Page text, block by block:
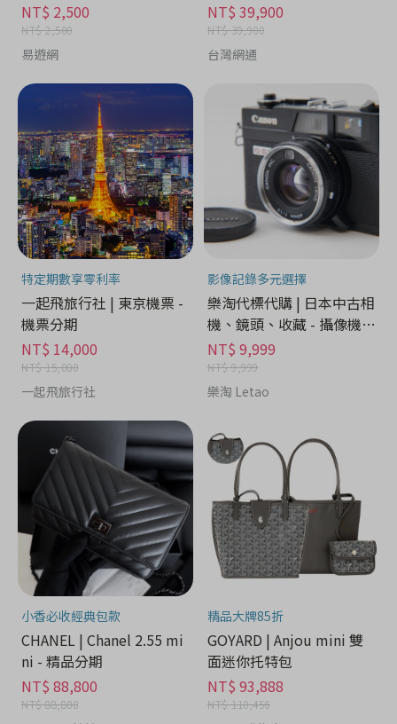
NT$ 2,500
NT$ 2,500
易遊網
NT$ 39,900
NT$ 39,900
台灣網通
特定期數享零利率
一起飛旅行社 | 東京機票 -
機票分期
NT$ 14,000
NT$ 15,000
一起飛旅行社
影像記錄多元選擇
樂淘代標代購 | 日本中古相
機、鏡頭、收藏 - 攝像機分
期
NT$ 9,999
NT$ 9,999
樂淘 Letao
小香必收經典包款
CHANEL | Chanel 2.55 mi
ni - 精品分期
NT$ 88,800
NT$ 88,800
精品大牌85折
GOYARD | Anjou mini 雙
面迷你托特包
NT$ 93,888
NT$ 110,456